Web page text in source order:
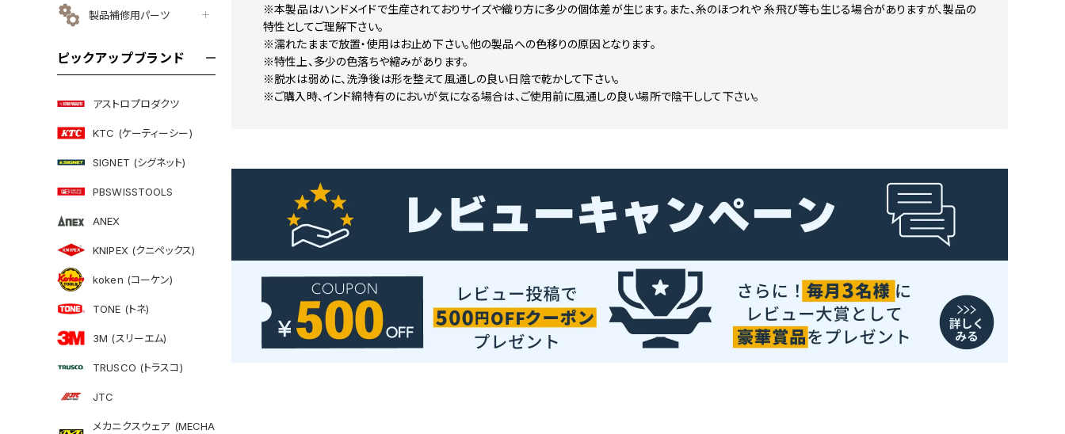
製品補修用パーツ
ピックアップブランド
アストロプロダクツ
KTC (ケーティーシー)
SIGNET (シグネット)
PBSWISSTOOLS
ANEX
KNIPEX (クニペックス)
koken (コーケン)
TONE (トネ)
3M (スリーエム)
TRUSCO (トラスコ)
JTC
メカニクスウェア (MECHA
※本製品はハンドメイドで生産されておりサイズや織り方に多少の個体差が生じます。また、糸のほつれや 糸飛び等も生じる場合がありますが、製品の
特性としてご理解下さい。
※濡れたままで放置・使用はお止め下さい。他の製品への色移りの原因となります。
※特性上、多少の色落ちや縮みがあります。
※脱水は弱めに、洗浄後は形を整えて風通しの良い日陰で乾かして下さい。
※ご購入時、インド綿特有のにおいが気になる場合は、ご使用前に風通しの良い場所で陰干しして下さい。